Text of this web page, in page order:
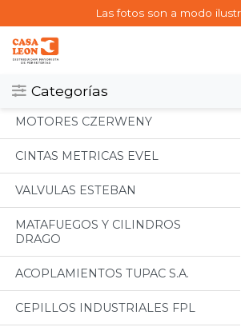
Las fotos son a modo
Categorías
Categorias
Todos
MOTORES CZERWENY
CINTAS METRICAS EVEL
VALVULAS ESTEBAN
MATAFUEGOS Y CILINDROS
DRAGO
ACOPLAMIENTOS TUPAC S.A.
CEPILLOS INDUSTRIALES FPL